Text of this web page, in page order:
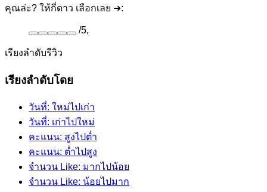
คุณล่ะ? ให้กี่ดาว เลือกเลย ➜:
/5,
เรียงลำดับรีวิว
เรียงลำดับโดย
วันที่: ใหม่ไปเก่า
วันที่: เก่าไปใหม่
คะแนน: สูงไปต่ำ
คะแนน: ต่ำไปสูง
จำนวน Like: มากไปน้อย
จำนวน Like: น้อยไปมาก